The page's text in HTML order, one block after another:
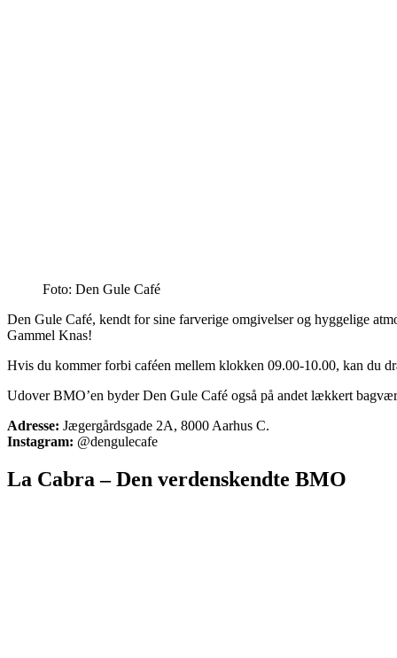
Foto: Den Gule Café
Den Gule Café, kendt for sine farverige omgivelser og hyggelige
Gammel Knas!
Hvis du kommer forbi caféen mellem klokken 09.00-10.00, kan du
Udover BMO’en byder Den Gule Café også på andet lækkert
Adresse: Jægergårdsgade 2A, 8000 Aarhus C.
Instagram: @dengulecafe
La Cabra – Den verdenskendte BMO